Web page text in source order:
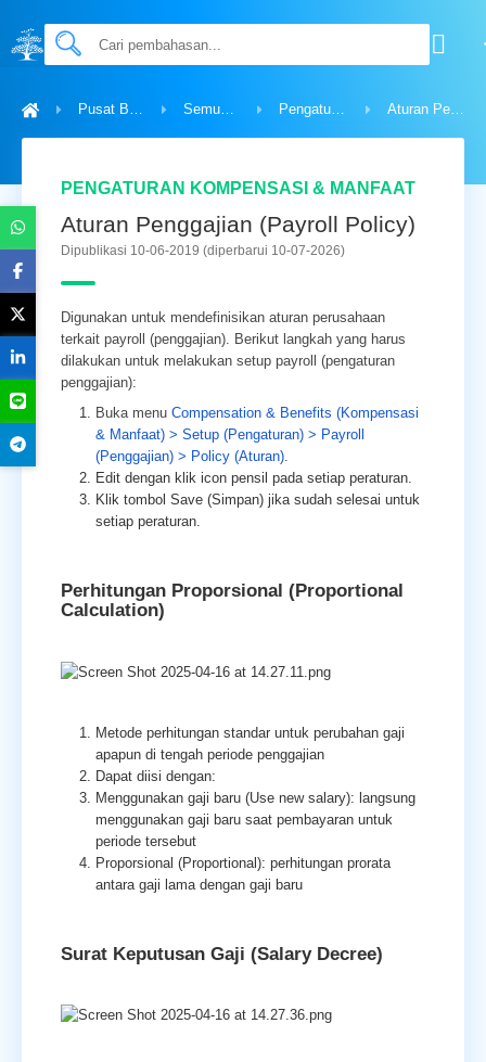
Pusat Bantuan Semua Topik Pengaturan Kompensasi & Manfaat Aturan Penggajian (Payroll Policy)
PENGATURAN KOMPENSASI & MANFAAT
Aturan Penggajian (Payroll Policy)
Dipublikasi 10-06-2019 (diperbarui 10-07-2026)
Digunakan untuk mendefinisikan aturan perusahaan
terkait payroll (penggajian). Berikut langkah yang harus
dilakukan untuk melakukan setup payroll (pengaturan
penggajian):
Buka menu Compensation & Benefits (Kompensasi
& Manfaat) > Setup (Pengaturan) > Payroll
(Penggajian) > Policy (Aturan).
Edit dengan klik icon pensil pada setiap peraturan.
Klik tombol Save (Simpan) jika sudah selesai untuk
setiap peraturan.
Perhitungan Proporsional (Proportional
Calculation)
Metode perhitungan standar untuk perubahan gaji
apapun di tengah periode penggajian
Dapat diisi dengan:
Menggunakan gaji baru (Use new salary): langsung
menggunakan gaji baru saat pembayaran untuk
periode tersebut
Proporsional (Proportional): perhitungan prorata
antara gaji lama dengan gaji baru
Surat Keputusan Gaji (Salary Decree)